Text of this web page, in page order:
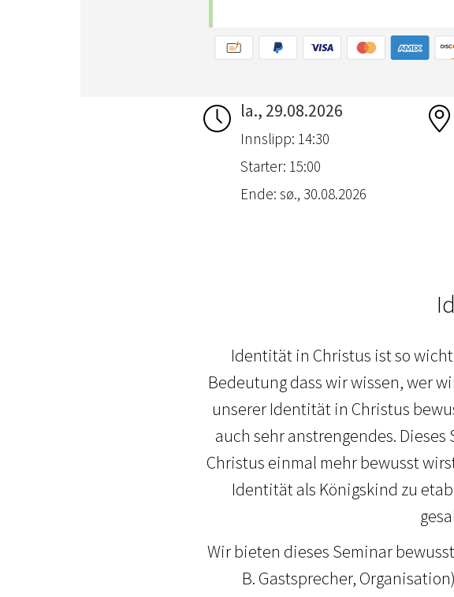
la., 29.08.2026
Innslipp: 14:30
Starter: 15:00
Ende: sø., 30.08.2026
Identität in Christus ist so
Bedeutung dass wir wissen, wer
unserer Identität in Christus
auch sehr anstrengendes.
Christus einmal mehr bewusst
Identität als Königskind zu
Wir bieten dieses Seminar
B. Gastsprecher,